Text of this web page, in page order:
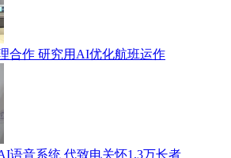
合作 研究用AI优化航班运作
语音系统 代致电关怀1.3万长者